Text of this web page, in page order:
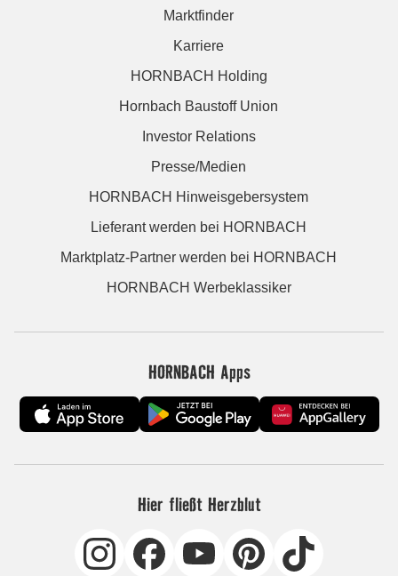
Marktfinder
Karriere
HORNBACH Holding
Hornbach Baustoff Union
Investor Relations
Presse/Medien
HORNBACH Hinweisgebersystem
Lieferant werden bei HORNBACH
Marktplatz-Partner werden bei HORNBACH
HORNBACH Werbeklassiker
HORNBACH Apps
Hier fließt Herzblut